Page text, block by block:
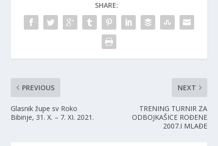
SHARE:
PREVIOUS
Glasnik župe sv Roko
Bibinje, 31. X. – 7. XI. 2021.
NEXT
TRENING TURNIR ZA
ODBOJKAŠICE ROĐENE
2007.I MLAĐE